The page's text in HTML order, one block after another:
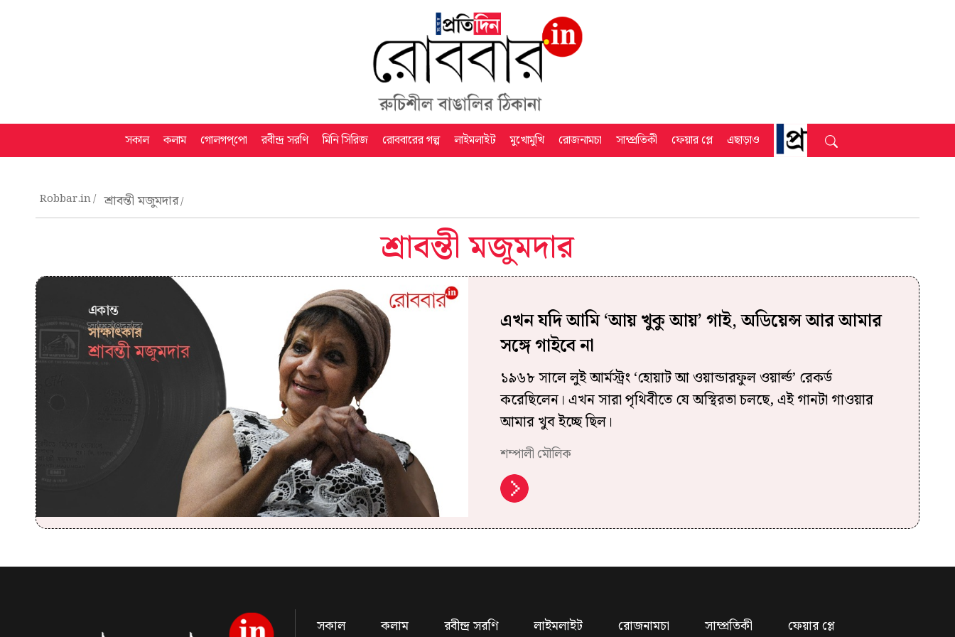
সকাল কলাম গোলগপ্‌পো রবীন্দ্র সরণি মিনি সিরিজ রোববারের গল্প লাইমলাইট মুখোমুখি রোজনামচা সাম্প্রতিকী ফেয়ার প্লে এছাড়াও
Robbar.in শ্রাবন্তী মজুমদার
শ্রাবন্তী মজুমদার
এখন যদি আমি ‘আয় খুকু আয়’ গাই, অডিয়েন্স আর আমার
সঙ্গে গাইবে না
১৯৬৮ সালে লুই আর্মস্ট্রং ‘হোয়াট আ ওয়ান্ডারফুল ওয়ার্ল্ড’ রেকর্ড
করেছিলেন। এখন সারা পৃথিবীতে যে অস্থিরতা চলছে, এই গানটা গাওয়ার
আমার খুব ইচ্ছে ছিল।
শম্পালী মৌলিক
সকাল কলাম রবীন্দ্র সরণি লাইমলাইট রোজনামচা সাম্প্রতিকী ফেয়ার প্লে